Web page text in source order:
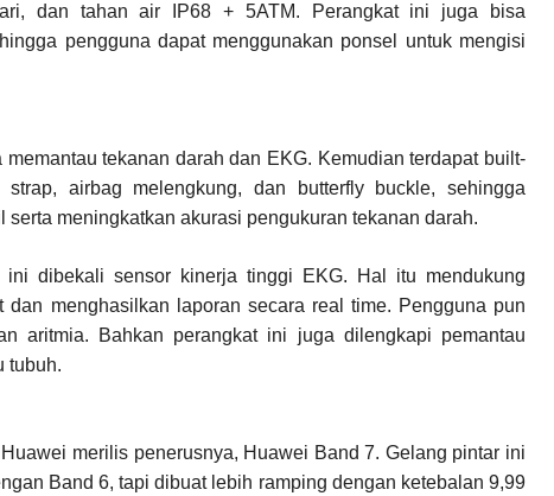
dan tahan air IP68 + 5ATM. Perangkat ini juga bisa
pengguna dapat menggunakan ponsel untuk mengisi
tekanan darah dan EKG. Kemudian terdapat built-
airbag melengkung, dan butterfly buckle, sehingga
meningkatkan akurasi pengukuran tekanan darah.
dibekali sensor kinerja tinggi EKG. Hal itu mendukung
menghasilkan laporan secara real time. Pengguna pun
aritmia. Bahkan perangkat ini juga dilengkapi pemantau
tubuh.
merilis penerusnya, Huawei Band 7. Gelang pintar ini
Band 6, tapi dibuat lebih ramping dengan ketebalan 9,99